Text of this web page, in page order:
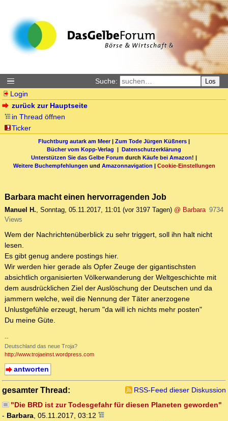
Suche: Los
Login
zurück zur Hauptseite
in Thread öffnen
Ticker
Fluchtburg autark am Meer| Zum Tode Jürgen Küßners |
Bücher vom Kopp-Verlag | Datenschutzerklärung
Unterstützen Sie das Gelbe Forum durch Käufe bei Amazon! |
Weitere Buchempfehlungen und Amazonnavigation | Cookie-Einstellungen
Barbara macht einen hervorragenden Job
Manuel H., Sonntag, 05.11.2017, 11:01 (vor 3197 Tagen) @ Barbara 9734
Views
Wem der Nachrichtenüberblick zu sehr triggert, soll ihn halt nicht
lesen.
Es gibt genug andere postings hier.
Wir werden hier gerade als Opfer Zeuge der gigantischsten
absichtlich organisierten Völkerwanderung der Weltgeschichte mit
dem ausdrücklichen Ziel der Auslöschung der Deutschen und da
jammern welche, weil die Nennung der Täter anerzogene
Unlustgefühle erzeugt, herum "da will ich nichts mehr posten"
Du meine Güte.
--
Deutschland das neue Troja?
http://www.trojaeinst.wordpress.com
antworten
gesamter Thread:
RSS-Feed dieser Diskussion
"Die BRD ist zur Todesgefahr für diesen Planeten geworden"
- Barbara, 05.11.2017, 03:12